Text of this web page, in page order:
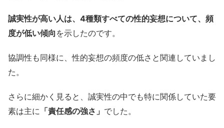
誠実性が高い人は、4種類すべての性的妄想について、頻
度が低い傾向 を示したのです。
協調性も同様に、性的妄想の頻度の低さと関連していまし
た。
さらに細かく見ると、誠実性の中でも特に関係していた要
素は主に 「責任感の強さ」 でした。